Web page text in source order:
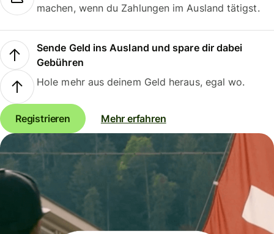
machen, wenn du Zahlungen im Ausland tätigst.
Sende Geld ins Ausland und spare dir dabei
Gebühren
Hole mehr aus deinem Geld heraus, egal wo.
Registrieren Mehr erfahren